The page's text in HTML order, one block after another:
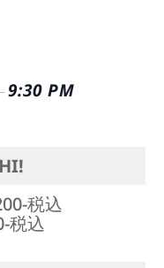
9:30 PM
税込
税込